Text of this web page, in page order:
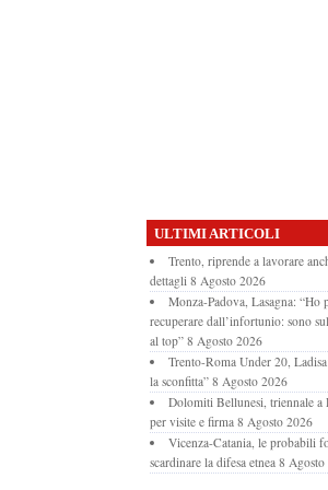
ULTIMI ARTICOLI
Trento, riprende a lavorare
dettagli 8 Agosto 2026
Monza-Padova, Lasagna: “Ho
recuperare dall’infortunio: sono
al top” 8 Agosto 2026
Trento-Roma Under 20,
la sconfitta” 8 Agosto 2026
Dolomiti Bellunesi, triennale a
per visite e firma 8 Agosto 2026
Vicenza-Catania, le probabili
scardinare la difesa etnea 8 Agosto